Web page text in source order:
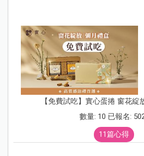
【免費試吃】實心蛋捲 窗花綻
數量: 10 已報名:
11篇心得